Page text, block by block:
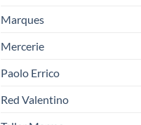
Marques
Mercerie
Paolo Errico
Red Valentino